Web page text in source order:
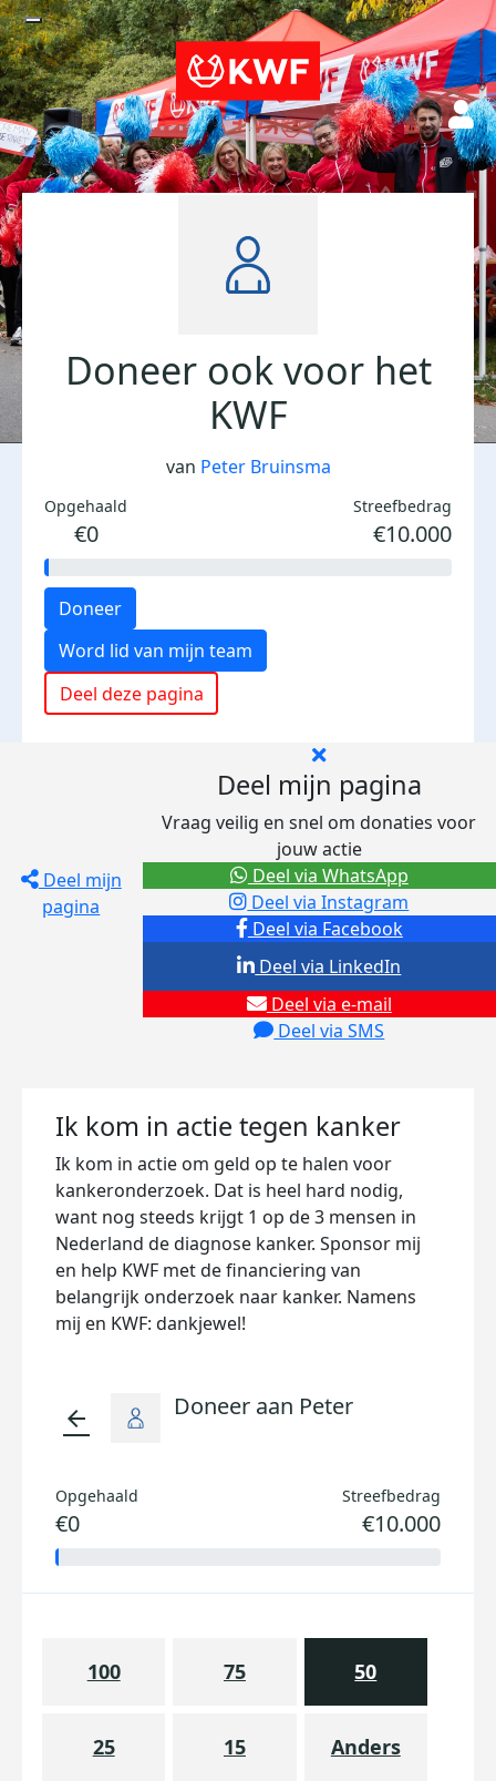
Doneer ook voor het
KWF
van Peter Bruinsma
Opgehaald
€0
Streefbedrag
€10.000
Doneer
Word lid van mijn team
Deel deze pagina
Deel mijn
pagina
Deel mijn pagina
Vraag veilig en snel om donaties voor
jouw actie
Deel via Facebook
Deel via Instagram
Deel via e-mail
Deel via SMS
Deel via LinkedIn
Deel via WhatsApp
Ik kom in actie tegen kanker
Ik kom in actie om geld op te halen voor
kankeronderzoek. Dat is heel hard nodig,
want nog steeds krijgt 1 op de 3 mensen in
Nederland de diagnose kanker. Sponsor mij
en help KWF met de financiering van
belangrijk onderzoek naar kanker. Namens
mij en KWF: dankjewel!
arrow_back Doneer aan Peter
Opgehaald
€0
Streefbedrag
€10.000
100 75 50
25 15 Anders